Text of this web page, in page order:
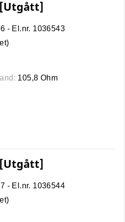
[Utgått]
- El.nr. 1036543
105,8 Ohm
[Utgått]
- El.nr. 1036544